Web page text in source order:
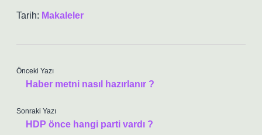
Tarih: Makaleler
Önceki Yazı
Haber metni nasıl hazırlanır ?
Sonraki Yazı
HDP önce hangi parti vardı ?